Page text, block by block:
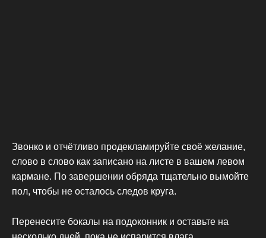
Звонко и отчётливо продекламируйте своё желание,
слово в слово как записано на листе в вашем левом
кармане. По завершении обряда тщательно вымойте
пол, чтобы не осталось следов круга.
Перенесите бокалы на подоконник и оставьте на